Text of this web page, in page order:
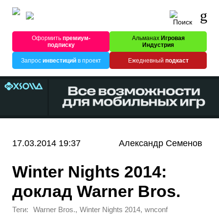
Оформитьпремиум-
подписку
Альманах Игровая
Индустрия
Запрос инвестицийв проект Ежедневный подкаст
17.03.2014 19:37 Александр Семенов
Winter Nights 2014:
доклад Warner Bros.
Теги: Warner Bros., Winter Nights 2014, wnconf